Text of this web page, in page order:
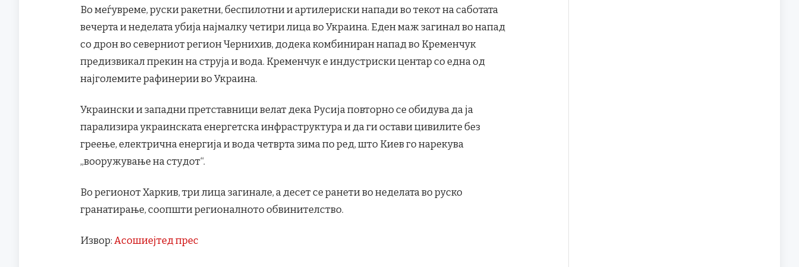
Во меѓувреме, руски ракетни, беспилотни и артилериски напади во текот на саботата
вечерта и неделата убија најмалку четири лица во Украина. Еден маж загинал во напад
со дрон во северниот регион Чернихив, додека комбиниран напад во Кременчук
предизвикал прекин на струја и вода. Кременчук е индустриски центар со една од
најголемите рафинерии во Украина.
Украински и западни претставници велат дека Русија повторно се обидува да ја
парализира украинската енергетска инфраструктура и да ги остави цивилите без
греење, електрична енергија и вода четврта зима по ред, што Киев го нарекува
„вооружување на студот“.
Во регионот Харкив, три лица загинале, а десет се ранети во неделата во руско
гранатирање, соопшти регионалното обвинителство.
Извор: Асошиејтед прес